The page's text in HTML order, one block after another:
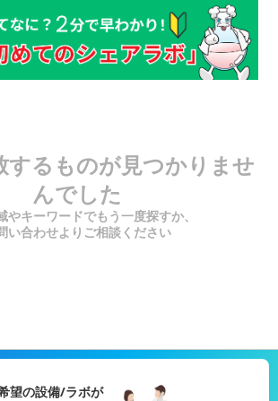
するものが見つかりませ
んでした
やキーワードでもう一度探すか、
い合わせよりご相談ください
望の設備/ラボが